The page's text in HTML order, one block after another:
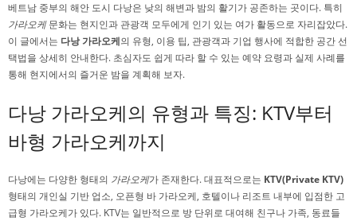
베트남 중부의 해안 도시 다낭은 낮의 해변과 밤의 활기가 공존하는 곳이다. 특히
가라오케문화는 현지인과 관광객 모두에게 인기 있는 여가 활동으로 자리잡았다.
이 글에서는 다낭 가라오케의 유형, 이용 팁, 관광객과 기업 행사에 적합한 공간 선
택법을 상세히 안내한다. 초심자도 쉽게 따라 할 수 있는 예약 요령과 실제 사례를
통해 현지에서의 즐거운 밤을 계획해 보자.
다낭 가라오케의 유형과 특징: KTV부터
바형 가라오케까지
다낭에는 다양한 형태의 가라오케가 존재한다. 대표적으로는 KTV(Private KTV)
형태의 개인실 기반 업소, 오픈형 바 가라오케, 호텔이나 리조트 내부에 입점한 고
급형 가라오케가 있다. KTV는 일반적으로 방 단위로 대여해 친구나 가족, 동료들